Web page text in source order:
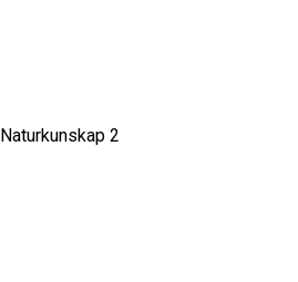
Naturkunskap 2